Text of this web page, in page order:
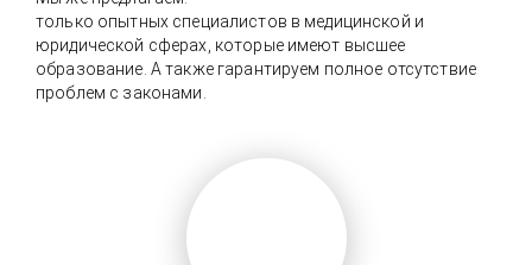
только опытных специалистов в медицинской и
юридической сферах, которые имеют высшее
образование. А также гарантируем полное отсутствие
проблем с законами.